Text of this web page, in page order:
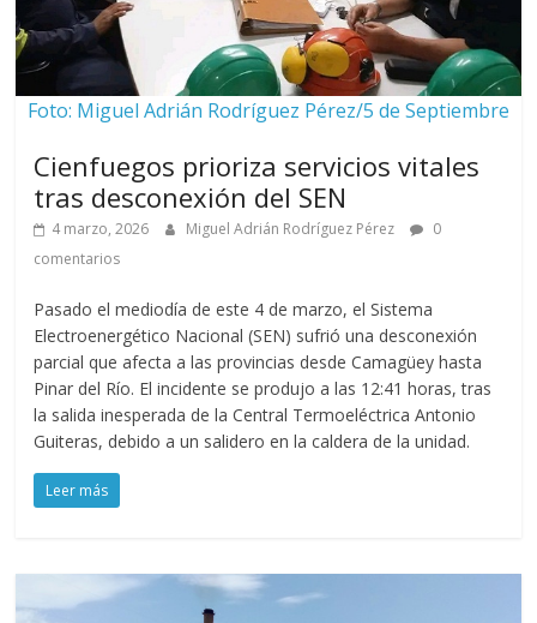
Foto: Miguel Adrián Rodríguez Pérez/5 de Septiembre
Cienfuegos prioriza servicios vitales
tras desconexión del SEN
4 marzo, 2026 Miguel Adrián Rodríguez Pérez
0
comentarios
Pasado el mediodía de este 4 de marzo, el Sistema
Electroenergético Nacional (SEN) sufrió una desconexión
parcial que afecta a las provincias desde Camagüey hasta
Pinar del Río. El incidente se produjo a las 12:41 horas, tras
la salida inesperada de la Central Termoeléctrica Antonio
Guiteras, debido a un salidero en la caldera de la unidad.
Leer más